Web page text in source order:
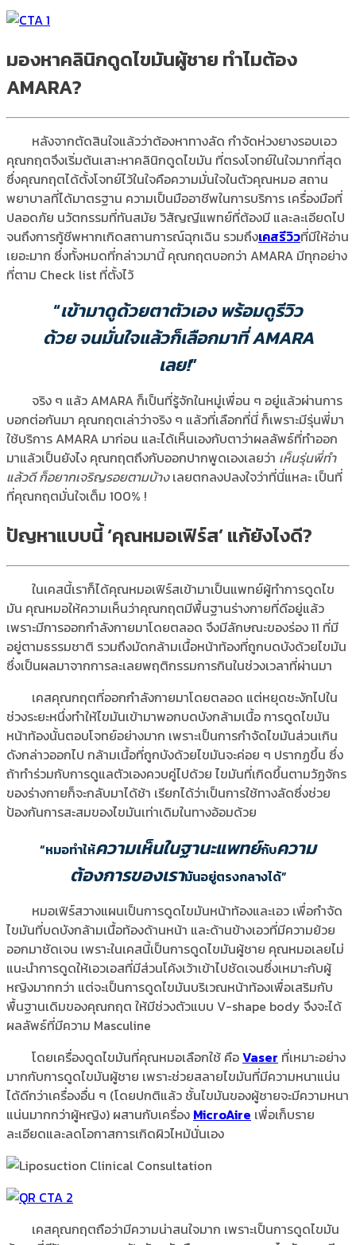
มองหาคลินิกดูดไขมันผู้ชาย ทำไมต้อง
AMARA?
หลังจากตัดสินใจแล้วว่าต้องหาทางลัด กำจัดห่วงยางรอบเอว
คุณกฤตจึงเริ่มต้นเสาะหาคลินิกดูดไขมัน ที่ตรงโจทย์ในใจมากที่สุด
ซึ่งคุณกฤตได้ตั้งโจทย์ไว้ในใจคือความมั่นใจในตัวคุณหมอ สถาน
พยาบาลที่ได้มาตรฐาน ความเป็นมืออาชีพในการบริการ เครื่องมือที่
ปลอดภัย นวัตกรรมที่ทันสมัย วิสัญญีแพทย์ที่ต้องมี และละเอียดไป
จนถึงการกู้ชีพหากเกิดสถานการณ์ฉุกเฉิน รวมถึงเคสรีวิวที่มีให้อ่าน
เยอะมาก ซึ่งทั้งหมดที่กล่าวมานี้ คุณกฤตบอกว่า AMARA มีทุกอย่าง
ที่ตาม Check list ที่ตั้งไว้
“เข้ามาดูด้วยตาตัวเอง พร้อมดูรีวิว
ด้วยจนมั่นใจแล้วก็เลือกมาที่ AMARA
เลย!”
จริง ๆ แล้ว AMARA ก็เป็นที่รู้จักในหมู่เพื่อน ๆ อยู่แล้วผ่านการ
บอกต่อกันมา คุณกฤตเล่าว่าจริง ๆ แล้วที่เลือกที่นี่ ก็เพราะมีรุ่นพี่มา
ใช้บริการ AMARA มาก่อน และได้เห็นเองกับตาว่าผลลัพธ์ที่ทำออก
มาแล้วเป็นยังไง คุณกฤตถึงกับออกปากพูดเองเลยว่า เห็นรุ่นพี่ทำ
แล้วดี ก็อยากเจริญรอยตามบ้างเลยตกลงปลงใจว่าที่นี่แหละ เป็นที่
ที่คุณกฤตมั่นใจเต็ม 100% !
ปัญหาแบบนี้ ‘คุณหมอเฟิร์ส’ แก้ยังไงดี?
ในเคสนี้เราก็ได้คุณหมอเฟิร์สเข้ามาเป็นแพทย์ผู้ทำการดูดไข
มัน คุณหมอให้ความเห็นว่าคุณกฤตมีพื้นฐานร่างกายที่ดีอยู่แล้ว
เพราะมีการออกกำลังกายมาโดยตลอด จึงมีลักษณะของร่อง 11 ที่มี
อยู่ตามธรรมชาติ รวมถึงมัดกล้ามเนื้อหน้าท้องที่ถูกบดบังด้วยไขมัน
ซึ่งเป็นผลมาจากการละเลยพฤติกรรมการกินในช่วงเวลาที่ผ่านมา
เคสคุณกฤตที่ออกกำลังกายมาโดยตลอด แต่หยุดชะงักไปใน
ช่วงระยะหนึ่งทำให้ไขมันเข้ามาพอกบดบังกล้ามเนื้อ การดูดไขมัน
หน้าท้องนั้นตอบโจทย์อย่างมาก เพราะเป็นการกำจัดไขมันส่วนเกิน
ดังกล่าวออกไป กล้ามเนื้อที่ถูกบังด้วยไขมันจะค่อย ๆ ปรากฏขึ้น ซึ่ง
ถ้าทำร่วมกับการดูแลตัวเองควบคู่ไปด้วย ไขมันที่เกิดขึ้นตามวัฏจักร
ของร่างกายก็จะกลับมาได้ช้า เรียกได้ว่าเป็นการใช้ทางลัดซึ่งช่วย
ป้องกันการสะสมของไขมันเท่าเดิมในทางอ้อมด้วย
“หมอทำให้ความเห็นในฐานะแพทย์กับความ
ต้องการของเรามันอยู่ตรงกลางได้”
หมอเฟิร์สวางแผนเป็นการดูดไขมันหน้าท้องและเอว เพื่อกำจัด
ไขมันที่บดบังกล้ามเนื้อท้องด้านหน้า และด้านข้างเอวที่มีความย้วย
ออกมาชัดเจน เพราะในเคสนี้เป็นการดูดไขมันผู้ชาย คุณหมอเลยไม่
แนะนำการดูดให้เอวเอสที่มีส่วนโค้งเว้าเข้าไปชัดเจนซึ่งเหมาะกับผู้
หญิงมากกว่า แต่จะเป็นการดูดไขมันบริเวณหน้าท้องเพื่อเสริมกับ
พื้นฐานเดิมของคุณกฤต ให้มีช่วงตัวแบบ V-shape body จึงจะได้
ผลลัพธ์ที่มีความ Masculine
โดยเครื่องดูดไขมันที่คุณหมอเลือกใช้ คือVaser ที่เหมาะอย่าง
มากกับการดูดไขมันผู้ชาย เพราะช่วยสลายไขมันที่มีความหนาแน่น
ได้ดีกว่าเครื่องอื่น ๆ (โดยปกติแล้ว ชั้นไขมันของผู้ชายจะมีความหนา
แน่นมากกว่าผู้หญิง) ผสานกับเครื่อง MicroAire เพื่อเก็บราย
ละเอียดและลดโอกาสการเกิดผิวไหม้นั่นเอง
เคสคุณกฤตถือว่ามีความน่าสนใจมาก เพราะเป็นการดูดไขมัน